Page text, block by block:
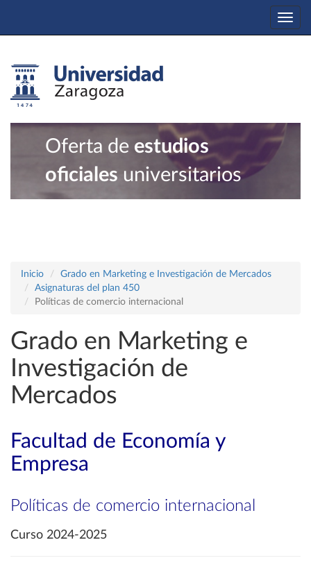
Oferta de estudios
oficiales universitarios
Inicio
Grado en Marketing e Investigación de Mercados
Asignaturas del plan 450
Políticas de comercio internacional
Grado en Marketing e
Investigación de
Mercados
Facultad de Economía y
Empresa
Políticas de comercio internacional
Curso 2024-2025